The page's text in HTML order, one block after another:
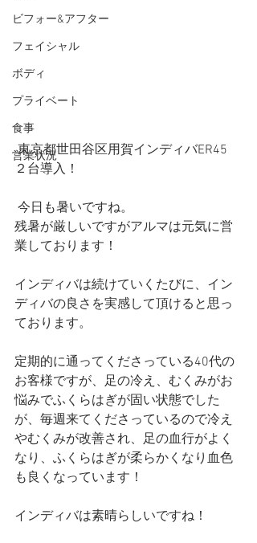
ビフォー&アフター
フェイシャル
ボディ
プライベート
食事
営業状況
東京都世田谷区用賀インディバER45
２台導入！
今日も暑いですね。
残暑が厳しいですがアルマは元気に営
業しております！
インディバは続けていくたびに、イン
ディバの良さを実感して頂けると思っ
ております。
定期的に通ってくださっている40代の
お客様ですが、足の冷え、むくみがお
悩みでふくらはぎが固い状態でした
が、毎週来てくださっているので冷え
やむくみが改善され、足の血行がよく
なり、ふくらはぎが柔らかくなり血色
も良くなっています！
インディバは素晴らしいですね！